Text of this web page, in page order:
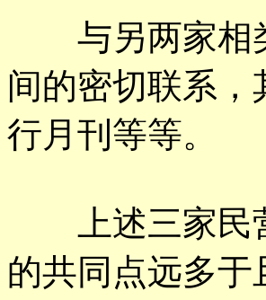
与另两家相类
间的密切联系
行月刊等等。
上述三家民营
的共同点远多